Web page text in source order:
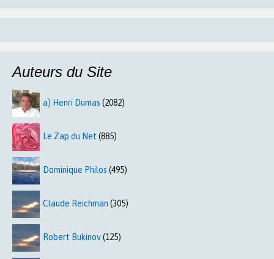
Auteurs du Site
a) Henri Dumas (2082)
Le Zap du Net (885)
Dominique Philos (495)
Claude Reichman (305)
Robert Bukinov(125)